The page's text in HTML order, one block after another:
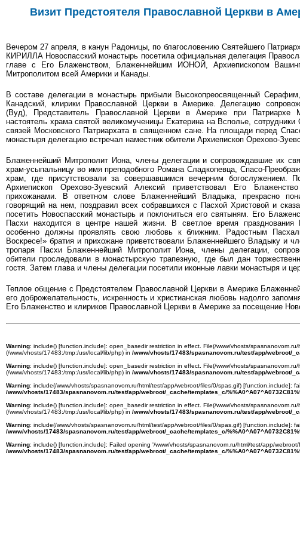
Визит Предстоятеля Православной Церкви в
Вечером 27 апреля, в канун Радоницы, по благословению Святейшего
КИРИЛЛА Новоспасский монастырь посетила официальная делегация
главе с Его Блаженством, Блаженнейшим ИОНОЙ, Архиепископом
Митрополитом всей Америки и Канады.
В составе делегации в монастырь прибыли Высокопреосвященный
Канадский, клирики Православной Церкви в Америке. Делегацию
(Вуд), Представитель Православной Церкви в Америке при Патриархе
настоятель храма святой великомученицы Екатерина на Всполье,
связей Московского Патриархата в священном сане. На площади перед
монастыря делегацию встречал наместник обители Архиепископ Орехово-
Блаженнейший Митрополит Иона, члены делегации и сопровождавшие их
храм-усыпальницу во имя преподобного Романа Сладкопевца, Спасо-
храм, где присутствовали за совершавшимся вечерним богослужением.
Архиепископ Орехово-Зуевский Алексий приветствовал Его
прихожанами. В ответном слове Блаженнейший Владыка, прекрасно
говорящий на нем, поздравил всех собравшихся с Пасхой Христовой и
посетить Новоспасский монастырь и поклониться его святыням. Его
Пасхи находится в центре нашей жизни. В светлое время празднования
особенно должны проявлять свою любовь к ближним. Радостным
Воскресе!» братия и прихожане приветствовали Блаженнейшего Владыку и
тропаря Пасхи Блаженнейший Митрополит Иона, члены делегации,
обители проследовали в монастырскую трапезную, где был дан
гостя. Затем глава и члены делегации посетили иконные лавки монастыря и
Теплое общение с Предстоятелем Православной Церкви в Америке
его доброжелательность, искренность и христианская любовь надолго
Его Блаженство и клириков Православной Церкви в Америке за посещение
Warning: include() [function.include]: open_basedir restriction in effect. File(/www/vhosts/
(/www/vhosts/17483:/tmp:/usr/local/lib/php) in /www/vhosts/17483/spasnanovom.ru/test/app/webroot/
Warning: include() [function.include]: open_basedir restriction in effect. File(/www/vhosts/
(/www/vhosts/17483:/tmp:/usr/local/lib/php) in /www/vhosts/17483/spasnanovom.ru/test/app/webroot/
Warning: include(/www/vhosts/spasnanovom.ru/html/test/app/webroot/files/0/spas.gif) [function.include]:
/www/vhosts/17483/spasnanovom.ru/test/app/webroot/_cache/templates_c/
Warning: include() [function.include]: open_basedir restriction in effect. File(/www/vhosts/
(/www/vhosts/17483:/tmp:/usr/local/lib/php) in /www/vhosts/17483/spasnanovom.ru/test/app/webroot/
Warning: include(/www/vhosts/spasnanovom.ru/html/test/app/webroot/files/0/spas.gif) [function.include]:
/www/vhosts/17483/spasnanovom.ru/test/app/webroot/_cache/templates_c/
Warning: include() [function.include]: Failed opening '/www/vhosts/spasnanovom.ru/html/test/app/
/www/vhosts/17483/spasnanovom.ru/test/app/webroot/_cache/templates_c/